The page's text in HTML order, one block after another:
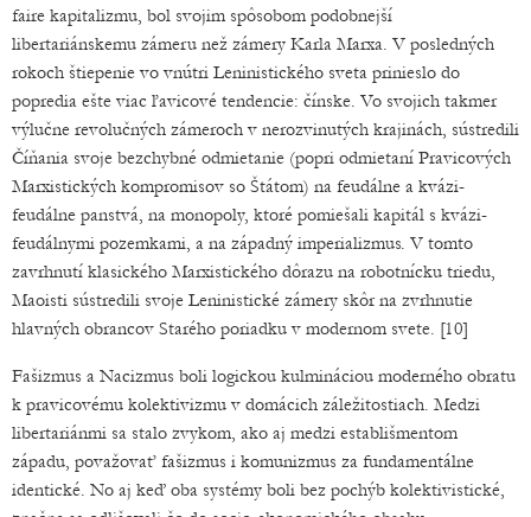
faire kapitalizmu, bol svojim spôsobom podobnejší
libertariánskemu zámeru než zámery Karla Marxa. V posledných
rokoch štiepenie vo vnútri Leninistického sveta prinieslo do
popredia ešte viac ľavicové tendencie: čínske. Vo svojich takmer
výlučne revolučných zámeroch v nerozvinutých krajinách, sústredili
Číňania svoje bezchybné odmietanie (popri odmietaní Pravicových
Marxistických kompromisov so Štátom) na feudálne a kvázi-
feudálne panstvá, na monopoly, ktoré pomiešali kapitál s kvázi-
feudálnymi pozemkami, a na západný imperializmus. V tomto
zavrhnutí klasického Marxistického dôrazu na robotnícku triedu,
Maoisti sústredili svoje Leninistické zámery skôr na zvrhnutie
hlavných obrancov Starého poriadku v modernom svete. [10]
Fašizmus a Nacizmus boli logickou kulmináciou moderného obratu
k pravicovému kolektivizmu v domácich záležitostiach. Medzi
libertariánmi sa stalo zvykom, ako aj medzi establišmentom
západu, považovať fašizmus i komunizmus za fundamentálne
identické. No aj keď oba systémy boli bez pochýb kolektivistické,